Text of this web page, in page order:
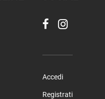
Accedi
Registrati